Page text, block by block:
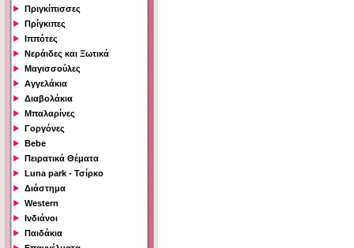
Πριγκίπισσες
Πρίγκιπες
Ιππότες
Νεράιδες και Ξωτικά
Μαγισσούλες
Αγγελάκια
Διαβολάκια
Μπαλαρίνες
Γοργόνες
Bebe
Πειρατικά Θέματα
Luna park - Τσίρκο
Διάστημα
Western
Ινδιάνοι
Παιδάκια